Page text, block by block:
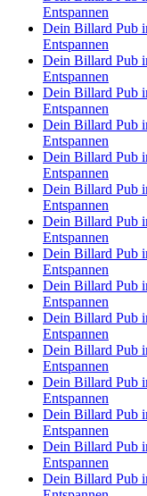
Entspannen
Dein Billard Pub
Entspannen
Dein Billard Pub
Entspannen
Dein Billard Pub
Entspannen
Dein Billard Pub
Entspannen
Dein Billard Pub
Entspannen
Dein Billard Pub
Entspannen
Dein Billard Pub
Entspannen
Dein Billard Pub
Entspannen
Dein Billard Pub
Entspannen
Dein Billard Pub
Entspannen
Dein Billard Pub
Entspannen
Dein Billard Pub
Entspannen
Dein Billard Pub
Entspannen
Dein Billard Pub
Entspannen
Dein Billard Pub